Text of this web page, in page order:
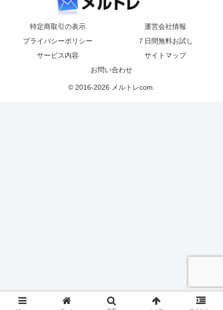
特定商取引の表示
運営会社情報
プライバシーポリシー
７日間無料お試し
サービス内容
サイトマップ
お問い合わせ
© 2016-2026 メルトレcom.